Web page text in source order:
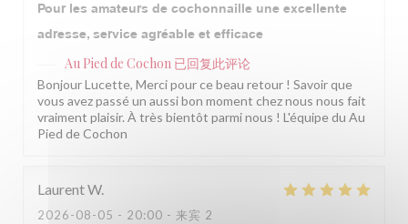
Pour les amateurs de cochonnaille une excellente
adresse, service agréable et efficace
Au Pied de Cochon 已回复此评论
Bonjour Lucette, Merci pour ce beau retour ! Savoir que
vous avez passé un aussi bon moment chez nous nous fait
vraiment plaisir. À très bientôt parmi nous ! L'équipe du Au
Pied de Cochon
LaurentW
2026-08-05 - 20:00 - 来宾 2